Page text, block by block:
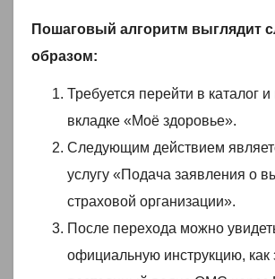
Пошаговый алгоритм выглядит
образом:
Требуется перейти в каталог и
вкладке «Моё здоровье».
Следующим действием
услугу «Подача заявления о
страховой организации».
После перехода можно
официальную инструкцию, как